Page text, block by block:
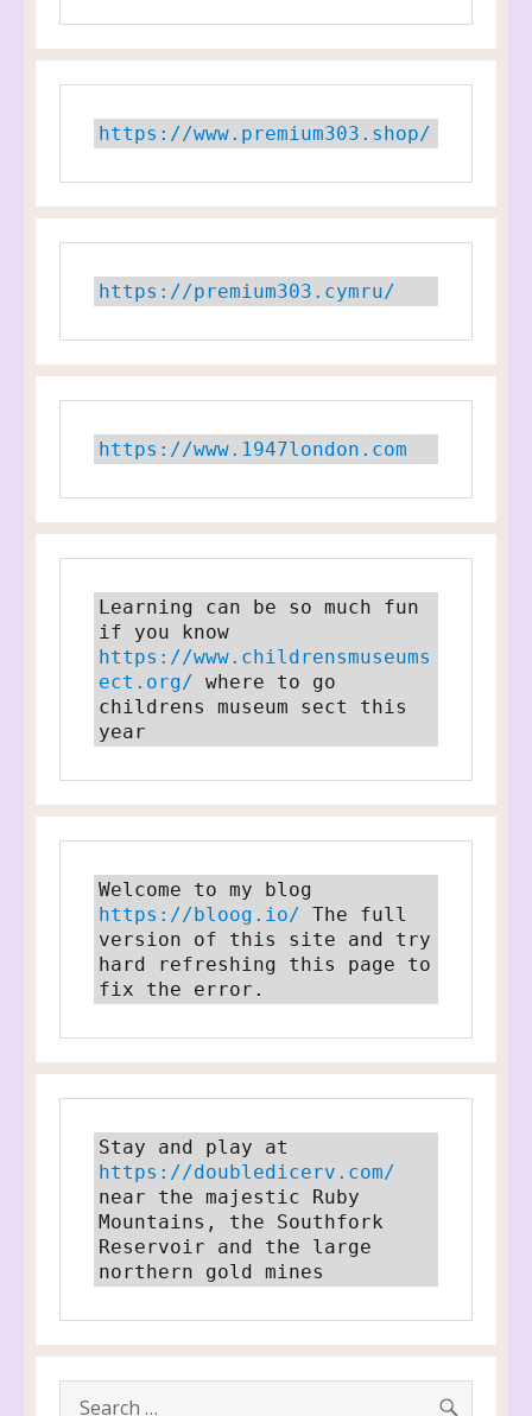
https://www.premium303.shop/
https://premium303.cymru/
https://www.1947london.com
Learning can be so much fun
https://www.childrensmuseums
ect.org/ where to go
childrens museum sect this
year
https://bloog.io/ The full
version of this site and try
hard refreshing this page to
fix the error.
https://doubledicerv.com/
near the majestic Ruby
Mountains, the Southfork
Reservoir and the large
northern gold mines
Search